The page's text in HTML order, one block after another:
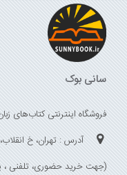
سانی بوک
فروشگاه اینترنتی کتاب‌های
آدرس : تهران، خ انقلاب، خ
(جهت خرید حضوری، تلفنی ، پیگیری